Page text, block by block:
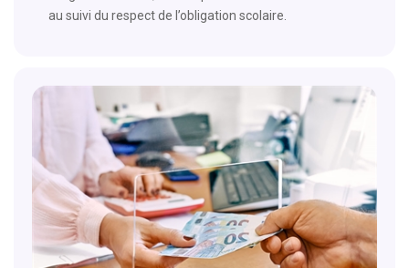
au suivi du respect de l’obligation scolaire.